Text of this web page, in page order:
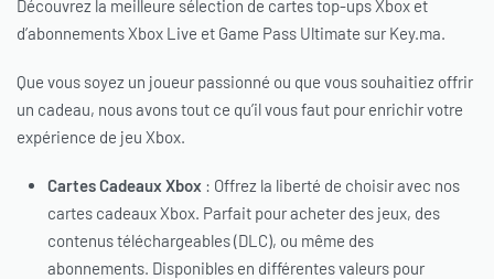
Découvrez la meilleure sélection de cartes top-ups Xbox et
d’abonnements Xbox Live et Game Pass Ultimate sur Key.ma.
Que vous soyez un joueur passionné ou que vous souhaitiez offrir
un cadeau, nous avons tout ce qu’il vous faut pour enrichir votre
expérience de jeu Xbox.
Cartes Cadeaux Xbox : Offrez la liberté de choisir avec nos
cartes cadeaux Xbox. Parfait pour acheter des jeux, des
contenus téléchargeables (DLC), ou même des
abonnements. Disponibles en différentes valeurs pour